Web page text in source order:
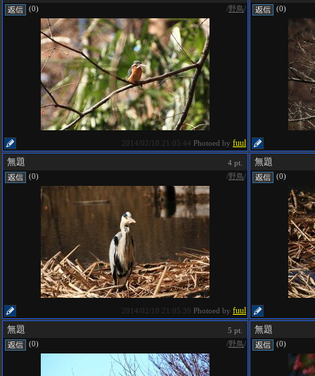
(0)
/野鳥/
2014/02/10 21:05:44 Photoed by fuul
(0)
無題
4 pt.
(0)
/野鳥/
2014/02/10 21:05:39 Photoed by fuul
無題
(0)
無題
5 pt.
(0)
/野鳥/
無題
(0)